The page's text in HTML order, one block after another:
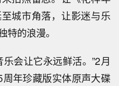
城市角落，让影迷与乐
的浪漫。
会让它永远鲜活。”2月
年珍藏版实体原声大碟